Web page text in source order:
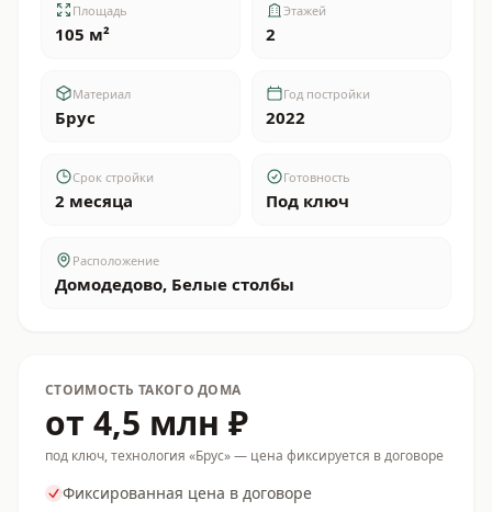
Площадь
105 м²
Этажей
2
Материал
Брус
Год постройки
2022
Срок стройки
2 месяца
Готовность
Под ключ
Расположение
Домодедово, Белые столбы
СТОИМОСТЬ ТАКОГО ДОМА
от 4,5 млн ₽
под ключ, технология «Брус»— цена фиксируется в договоре
Фиксированная цена в договоре